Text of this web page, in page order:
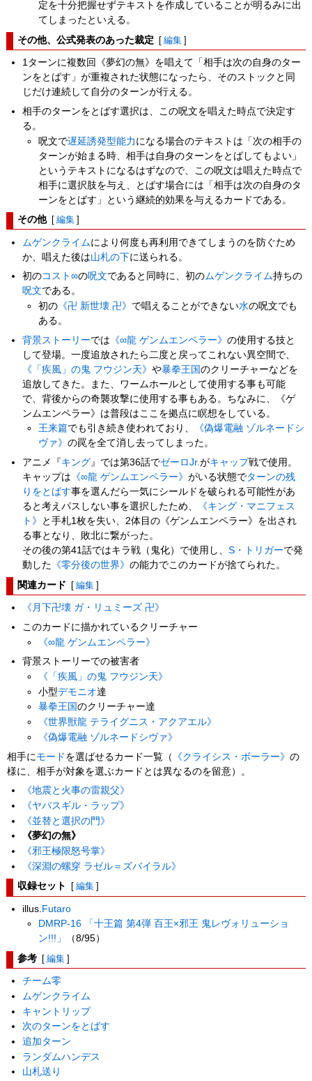
定を十分把握せずテキストを作成していることが明るみに出
てしまったといえる。
その他、公式発表のあった裁定 [ 編集 ]
1ターンに複数回《夢幻の無》を唱えて「相手は次の自身のター
ンをとばす」が重複された状態になったら、そのストックと同
じだけ連続して自分のターンが行える。
相手のターンをとばす選択は、この呪文を唱えた時点で決定す
る。
呪文で遅延誘発型能力 になる場合のテキストは「次の相手の
ターンが始まる時、相手は自身のターンをとばしてもよい」
というテキストになるはずなので、この呪文は唱えた時点で
相手に選択肢を与え、とばす場合には「相手は次の自身のタ
ーンをとばす」という継続的効果を与えるカードである。
その他 [ 編集 ]
ムゲンクライムにより何度も再利用できてしまうのを防ぐため
か、唱えた後は山札の下に送られる。
初のコスト∞の呪文であると同時に、初のムゲンクライム持ちの
呪文である。
初の 《卍 新世壊 卍》 で唱えることができない水の呪文でも
ある。
背景ストーリーでは 《∞龍 ゲンムエンペラー》の使用する技と
して登場。一度追放されたら二度と戻ってこれない異空間で、
《「疾風」の鬼 フウジン天》や暴拳王国のクリーチャーなどを
追放してきた。また、ワームホールとして使用する事も可能
で、背後からの奇襲攻撃に使用する事もある。ちなみに、《ゲ
ンムエンペラー》は普段はここを拠点に瞑想をしている。
王来篇でも引き続き使われており、
《偽爆電融 ゾルネードシ
ヴァ》の罠を全て消し去ってしまった。
アニメ『 キング』では第36話でゼーロJr.がキャップ戦で使用。
キャップは 《∞龍 ゲンムエンペラー》がいる状態でターンの残
りをとばす事を選んだら一気にシールドを破られる可能性があ
ると考えパスしない事を選択したため、
《キング・マニフェス
ト》
と手札1枚を失い、2体目の《ゲンムエンペラー》を出され
る事となり、敗北に繋がった。
その後の第41話ではキラ戦（鬼化）で使用し、S・トリガーで発
動した 《零分後の世界》の能力でこのカードが捨てられた。
関連カード [ 編集 ]
《月下卍壊 ガ・リュミーズ 卍》
このカードに描かれているクリーチャー
《∞龍 ゲンムエンペラー》
背景ストーリーでの被害者
《「疾風」の鬼 フウジン天》
小型デモニオ達
暴拳王国のクリーチャー達
《世界獣龍 テライグニス・アクアエル》
《偽爆電融 ゾルネードシヴァ》
相手に モード を選ばせるカード一覧（ 《クライシス・ボーラー》の
様に、相手が対象を選ぶカードとは異なるのを留意）。
《地震と火事の雷親父》
《ヤバスギル・ラップ》
《並替と選択の門》
《夢幻の無》
《邪王極限怒号掌》
《深淵の螺穿 ラゼル＝ズバイラル》
収録セット [ 編集 ]
illus. Futaro
DMRP-16 「十王篇 第4弾 百王×邪王 鬼レヴォリューショ
ン!!!」
（8/95）
参考 [ 編集 ]
チーム零
ムゲンクライム
キャントリップ
次のターンをとばす
追加ターン
ランダムハンデス
山札送り